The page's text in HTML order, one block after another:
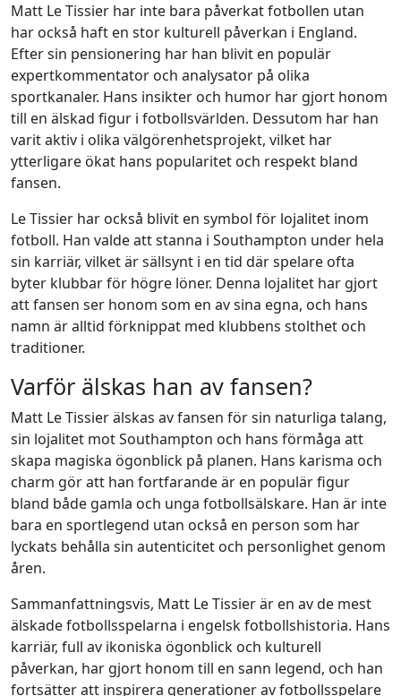
Matt Le Tissier har inte bara påverkat fotbollen utan
har också haft en stor kulturell påverkan i England.
Efter sin pensionering har han blivit en populär
expertkommentator och analysator på olika
sportkanaler. Hans insikter och humor har gjort honom
till en älskad figur i fotbollsvärlden. Dessutom har han
varit aktiv i olika välgörenhetsprojekt, vilket har
ytterligare ökat hans popularitet och respekt bland
fansen.
Le Tissier har också blivit en symbol för lojalitet inom
fotboll. Han valde att stanna i Southampton under hela
sin karriär, vilket är sällsynt i en tid där spelare ofta
byter klubbar för högre löner. Denna lojalitet har gjort
att fansen ser honom som en av sina egna, och hans
namn är alltid förknippat med klubbens stolthet och
traditioner.
Varför älskas han av fansen?
Matt Le Tissier älskas av fansen för sin naturliga talang,
sin lojalitet mot Southampton och hans förmåga att
skapa magiska ögonblick på planen. Hans karisma och
charm gör att han fortfarande är en populär figur
bland både gamla och unga fotbollsälskare. Han är inte
bara en sportlegend utan också en person som har
lyckats behålla sin autenticitet och personlighet genom
åren.
Sammanfattningsvis, Matt Le Tissier är en av de mest
älskade fotbollsspelarna i engelsk fotbollshistoria. Hans
karriär, full av ikoniska ögonblick och kulturell
påverkan, har gjort honom till en sann legend, och han
fortsätter att inspirera generationer av fotbollsspelare